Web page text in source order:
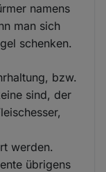
namens
man sich
schenken.
bzw.
sind, der
werden.
übrigens